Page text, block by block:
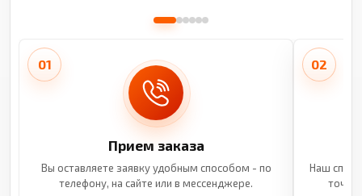
01
Прием заказа
Вы оставляете заявку удобным способом - по
телефону, на сайте или в мессенджере.
02
Наш